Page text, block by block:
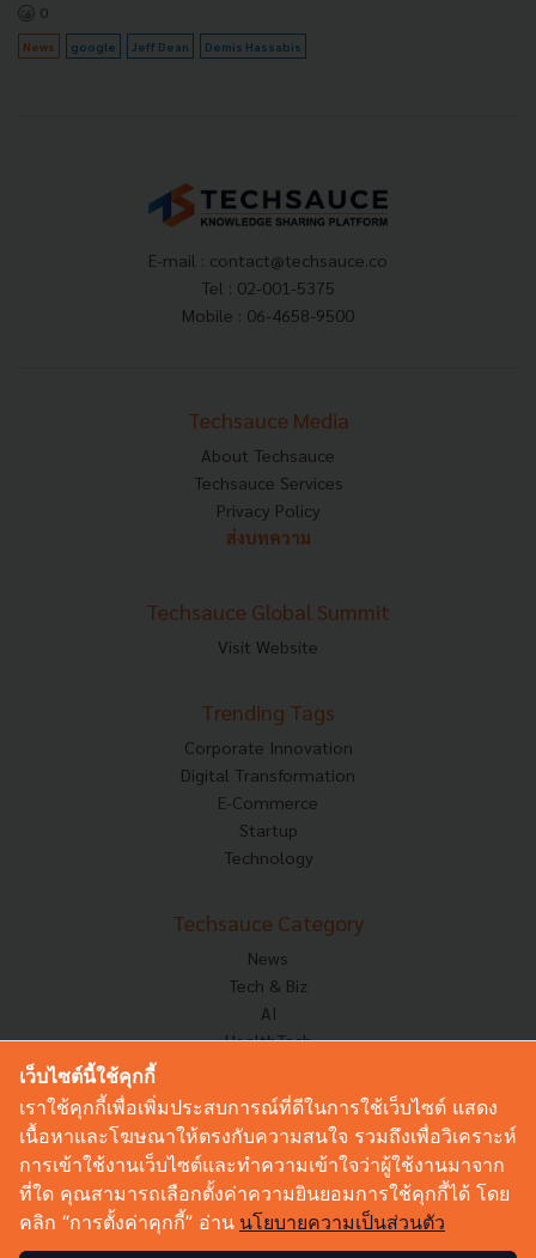
0
News google Jeff Dean Demis Hassabis
E-mail : contact@techsauce.co
Tel : 02-001-5375
Mobile : 06-4658-9500
Techsauce Media
About Techsauce
Techsauce Services
Privacy Policy
ส่งบทความ
Techsauce Global Summit
Visit Website
Trending Tags
Corporate Innovation
Digital Transformation
E-Commerce
Startup
Technology
Techsauce Category
News
Tech & Biz
AI
HealthTech
Corp Innov
Saucy Thoughts
Sustainable
Videos
Podcast
เว็บไซต์นี้ใช้คุกกี้
เราใช้คุกกี้เพื่อเพิ่มประสบการณ์ที่ดีในการใช้เว็บไซต์ แสดง
เนื้อหาและโฆษณาให้ตรงกับความสนใจ รวมถึงเพื่อวิเคราะห์
การเข้าใช้งานเว็บไซต์และทำความเข้าใจว่าผู้ใช้งานมาจาก
ที่ใด คุณสามารถเลือกตั้งค่าความยินยอมการใช้คุกกี้ได้ โดย
คลิก “การตั้งค่าคุกกี้” อ่าน นโยบายความเป็นส่วนตัว